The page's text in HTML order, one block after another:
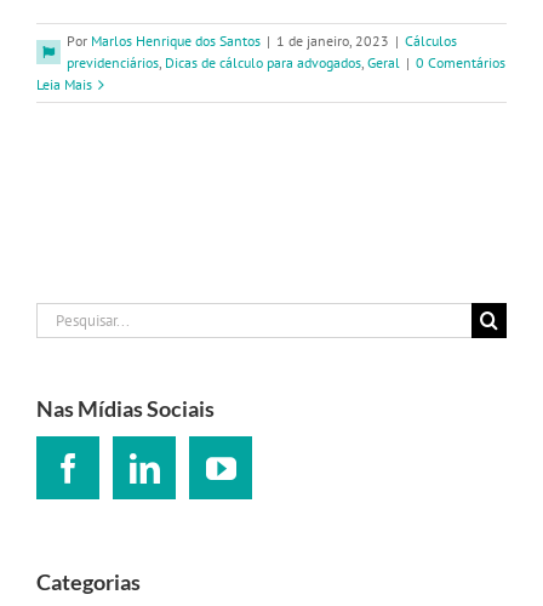
Por Marlos Henrique dos Santos | 1 de janeiro, 2023 | Cálculos
previdenciários, Dicas de cálculo para advogados, Geral | 0 Comentários
Leia Mais
Buscar
resultados
Nas Mídias Sociais
Categorias